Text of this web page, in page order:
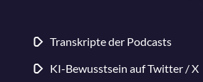
Transkripte der Podcasts
KI-Bewusstsein auf Twitter / X